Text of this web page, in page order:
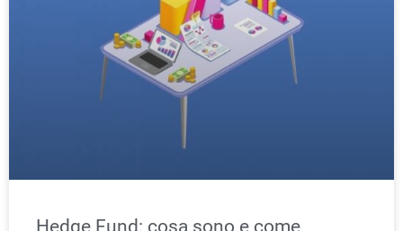
Hedge Fund: cosa sono e come